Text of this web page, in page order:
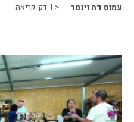
עמוס דה וינטר < 1 דק' קריאה